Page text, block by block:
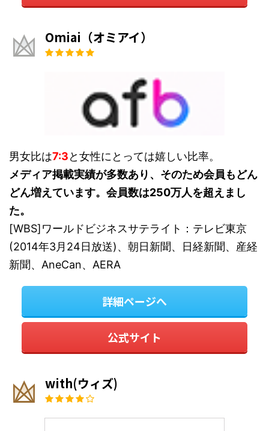
Omiai（オミアイ）
男女比は7:3と女性にとっては嬉しい比率。
メディア掲載実績が多数あり、そのため会員もどん
どん増えています。会員数は250万人を超えまし
た。
[WBS]ワールドビジネスサテライト：テレビ東京
(2014年3月24日放送)、朝日新聞、日経新聞、産経
新聞、AneCan、AERA
詳細ページへ
公式サイト
with(ウィズ)